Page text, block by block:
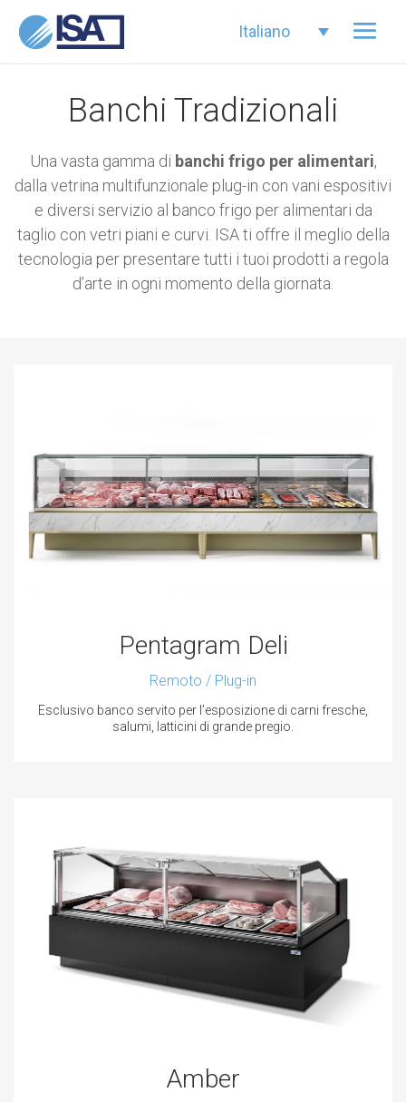
Italiano
Banchi Tradizionali
Una vasta gamma di banchi frigo per alimentari,
dalla vetrina multifunzionale plug-in con vani espositivi
e diversi servizio al banco frigo per alimentari da
taglio con vetri piani e curvi. ISA ti offre il meglio della
tecnologia per presentare tutti i tuoi prodotti a regola
d’arte in ogni momento della giornata.
Pentagram Deli
Remoto / Plug-in
Esclusivo banco servito per l’esposizione di carni fresche,
salumi, latticini di grande pregio.
Amber